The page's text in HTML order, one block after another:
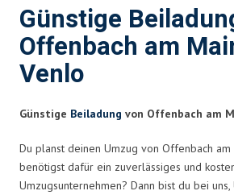
Günstige
Offenbach am
Venlo
Günstige Beiladung von Offenbach am
Du planst deinen Umzug von Offenbach am
benötigst dafür ein zuverlässiges und
Umzugsunternehmen? Dann bist du bei